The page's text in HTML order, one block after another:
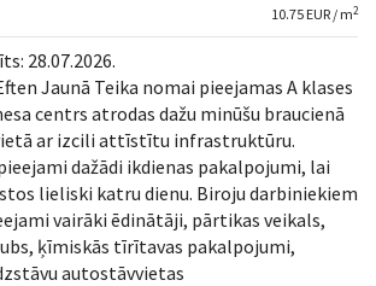
10.75 EUR / m2
28.07.2026.
Jaunā Teika nomai pieejamas A klases
centrs atrodas dažu minūšu braucienā
ar izcili attīstītu infrastruktūru.
dažādi ikdienas pakalpojumi, lai
lieliski katru dienu. Biroju darbiniekiem
vairāki ēdinātāji, pārtikas veikals,
ķīmiskās tīrītavas pakalpojumi,
autostāvvietas